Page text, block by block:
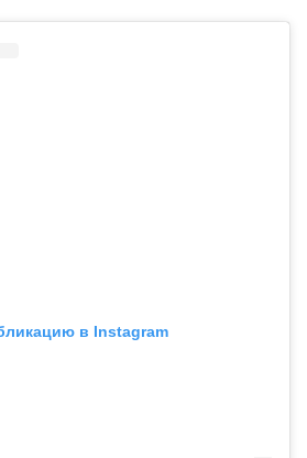
в Instagram